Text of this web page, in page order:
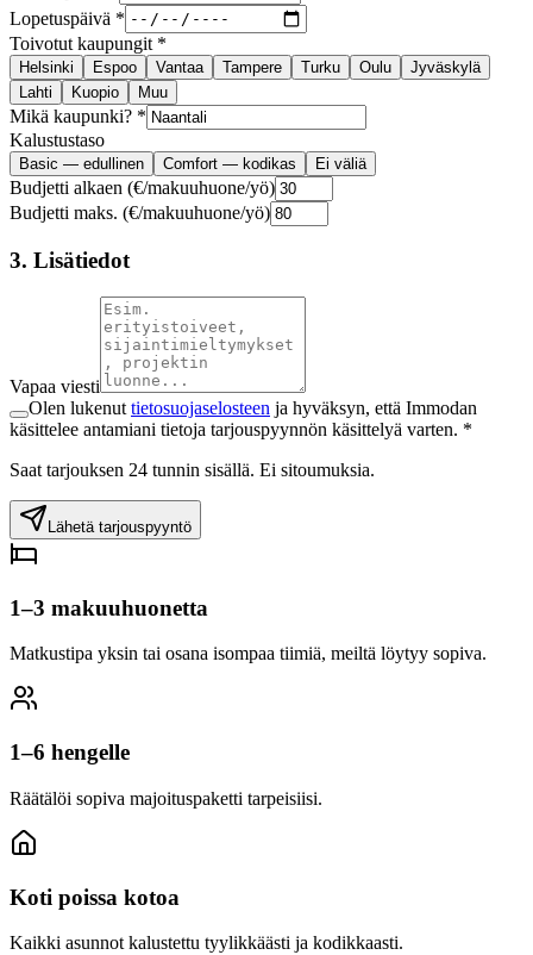
Lopetuspäivä *
Toivotut kaupungit *
Helsinki Espoo Vantaa Tampere Turku Oulu
Jyväskylä
Lahti
Kuopio Muu
Mikä kaupunki? *
Kalustustaso
Basic — edullinen Comfort — kodikas Ei väliä
Budjetti alkaen (€/makuuhuone/yö)
Budjetti maks. (€/makuuhuone/yö)
3. Lisätiedot
Vapaa viesti
Olen lukenut tietosuojaselosteen ja hyväksyn, että Immodan
käsittelee antamiani tietoja tarjouspyynnön käsittelyä varten. *
Saat tarjouksen 24 tunnin sisällä. Ei sitoumuksia.
Lähetä tarjouspyyntö
1–3 makuuhuonetta
Matkustipa yksin tai osana isompaa tiimiä, meiltä löytyy sopiva.
1–6 hengelle
Räätälöi sopiva majoituspaketti tarpeisiisi.
Koti poissa kotoa
Kaikki asunnot kalustettu tyylikkäästi ja kodikkaasti.